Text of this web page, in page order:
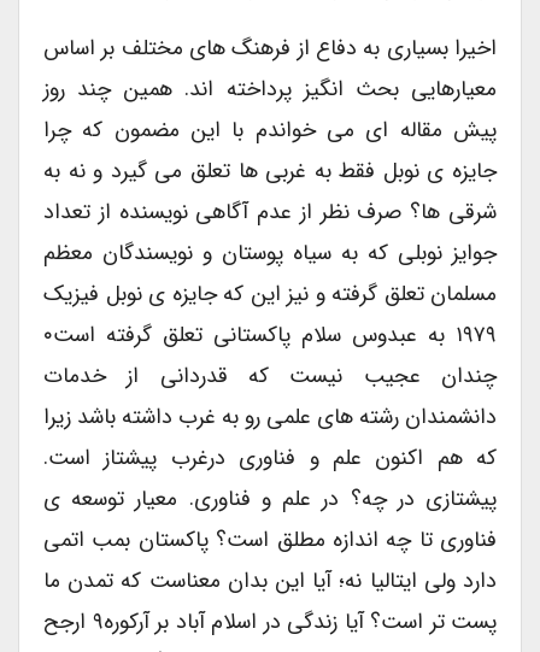
اخیرا بسیاری به دفاع از فرهنگ های مختلف بر اساس
معیارهایی بحث انگیز پرداخته اند. همین چند روز
پیش مقاله ای می خواندم با این مضمون که چرا
جایزه ی نوبل فقط به غربی ها تعلق می گیرد و نه به
شرقی ها؟ صرف نظر از عدم آگاهی نویسنده از تعداد
جوایز نوبلی که به سیاه پوستان و نویسندگان معظم
مسلمان تعلق گرفته و نیز این که جایزه ی نوبل فیزیک
۱۹۷۹ به عبدوس سلام پاکستانی تعلق گرفته است۰
چندان عجیب نیست که قدردانی از خدمات
دانشمندان رشته های علمی رو به غرب داشته باشد زیرا
که هم اکنون علم و فناوری درغرب پیشتاز است.
پیشتازی در چه؟ در علم و فناوری. معیار توسعه ی
فناوری تا چه اندازه مطلق است؟ پاکستان بمب اتمی
دارد ولی ایتالیا نه؛ آیا این بدان معناست که تمدن ما
پست تر است؟ آیا زندگی در اسلام آباد بر آرکوره۹ ارجح